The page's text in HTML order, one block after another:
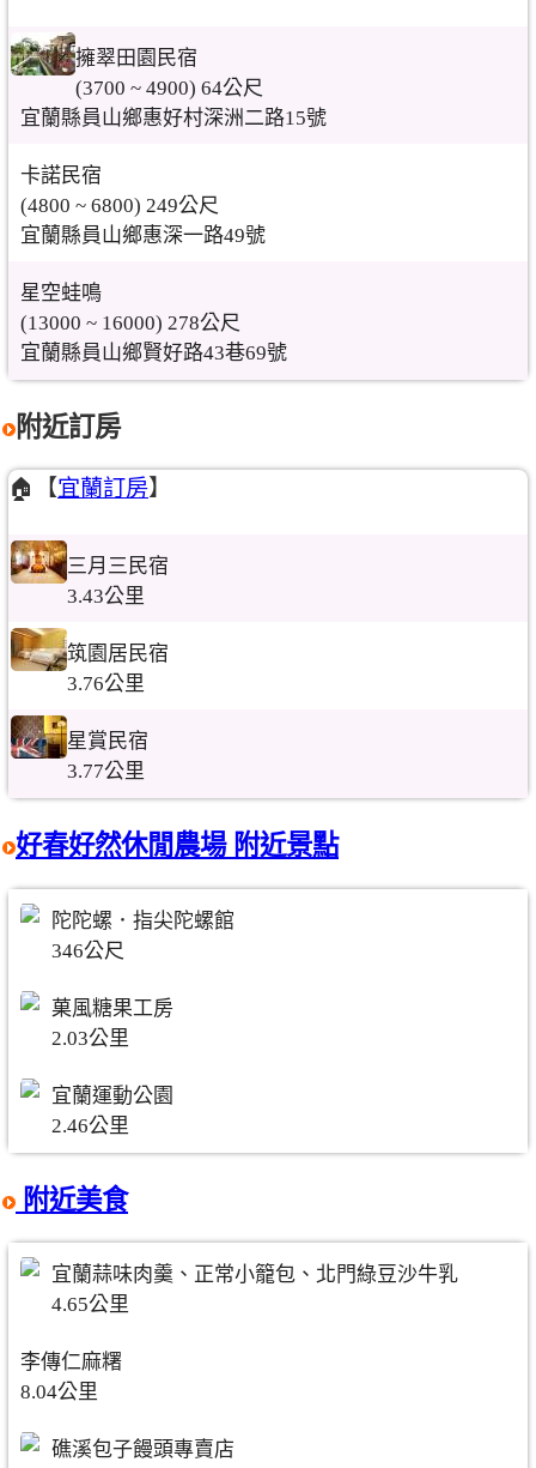
擁翠田園民宿
(3700 ~ 4900) 64公尺
宜蘭縣員山鄉惠好村深洲二路15號
卡諾民宿
(4800 ~ 6800) 249公尺
宜蘭縣員山鄉惠深一路49號
星空蛙鳴
(13000 ~ 16000) 278公尺
宜蘭縣員山鄉賢好路43巷69號
附近訂房
🏠【宜蘭訂房】
三月三民宿
3.43公里
筑園居民宿
3.76公里
星賞民宿
3.77公里
好春好然休閒農場 附近景點
陀陀螺．指尖陀螺館
346公尺
菓風糖果工房
2.03公里
宜蘭運動公園
2.46公里
附近美食
宜蘭蒜味肉羹、正常小籠包、北門綠豆沙牛乳
4.65公里
李傳仁麻糬
8.04公里
礁溪包子饅頭專賣店